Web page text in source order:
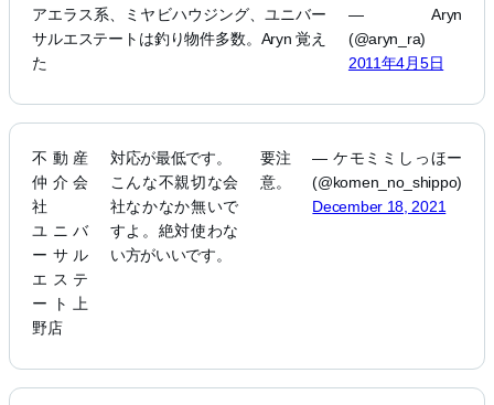
アエラス系、ミヤビハウジング、ユニバー
サルエステートは釣り物件多数。Aryn 覚え
た
— Aryn
(@aryn_ra)
2011年4月5日
不動産
仲介会
社
ユニバ
ーサル
エステ
ート上
野店
対応が最低です。
こんな不親切な会
社なかなか無いで
すよ。絶対使わな
い方がいいです。
要注
意。
— ケモミミしっほー
(@komen_no_shippo)
December 18, 2021